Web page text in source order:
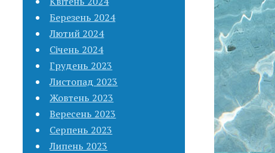
Березень 2024
Лютий 2024
Січень 2024
Грудень 2023
Листопад 2023
Жовтень 2023
Вересень 2023
Серпень 2023
Липень 2023